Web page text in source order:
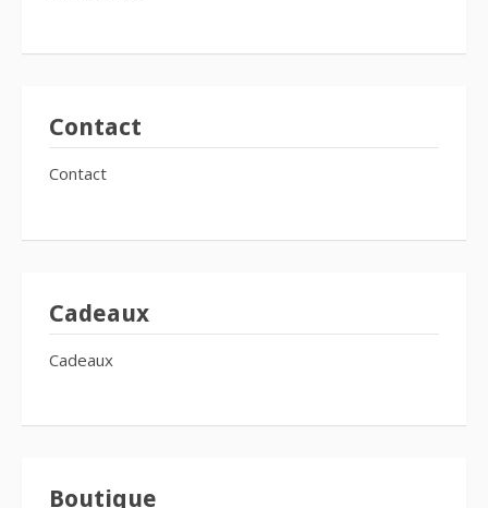
Contact
Contact
Cadeaux
Cadeaux
Boutique